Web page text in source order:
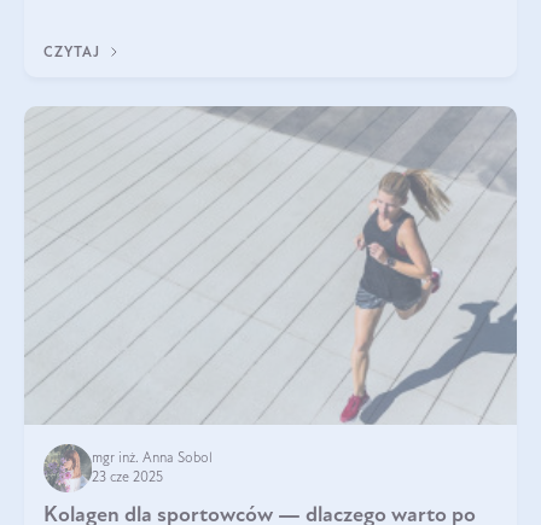
CZYTAJ
mgr inż. Anna Sobol
23 cze 2025
Kolagen dla sportowców — dlaczego warto po